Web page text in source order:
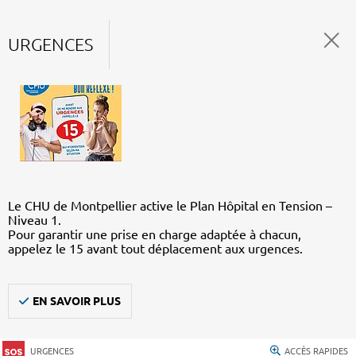
URGENCES
Le CHU de Montpellier active le Plan Hôpital en Tension –
Niveau 1.
Pour garantir une prise en charge adaptée à chacun,
appelez le 15 avant tout déplacement aux urgences.
EN SAVOIR PLUS
URGENCES ACCÈS RAPIDES